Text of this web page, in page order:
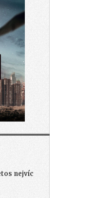
nejvíc